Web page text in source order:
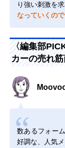
り強い刺激を
なっていくの
〈編集部
カーの売れ
数あるフォー
好調な、人気